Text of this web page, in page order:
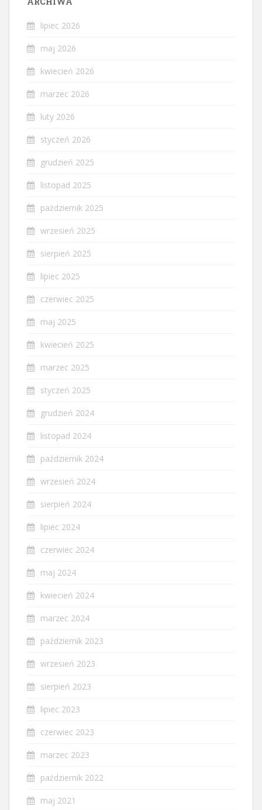
lipiec 2026
maj 2026
kwiecień 2026
marzec 2026
luty 2026
styczeń 2026
grudzień 2025
listopad 2025
październik 2025
wrzesień 2025
sierpień 2025
lipiec 2025
czerwiec 2025
maj 2025
kwiecień 2025
marzec 2025
styczeń 2025
grudzień 2024
listopad 2024
październik 2024
wrzesień 2024
sierpień 2024
lipiec 2024
czerwiec 2024
maj 2024
kwiecień 2024
marzec 2024
październik 2023
wrzesień 2023
sierpień 2023
lipiec 2023
czerwiec 2023
marzec 2023
październik 2022
maj 2021